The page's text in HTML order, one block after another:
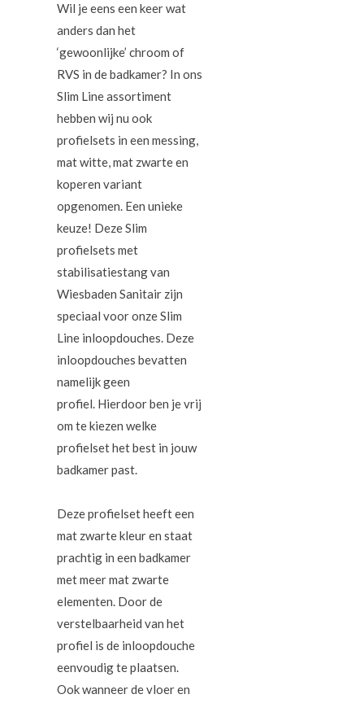
Wil je eens een keer wat
anders dan het
‘gewoonlijke’ chroom of
RVS in de badkamer? In ons
Slim Line assortiment
hebben wij nu ook
profielsets in een messing,
mat witte, mat zwarte en
koperen variant
opgenomen. Een unieke
keuze! Deze Slim
profielsets met
stabilisatiestang van
Wiesbaden Sanitair zijn
speciaal voor onze Slim
Line inloopdouches. Deze
inloopdouches bevatten
namelijk geen
profiel. Hierdoor ben je vrij
om te kiezen welke
profielset het best in jouw
badkamer past.
Deze profielset heeft een
mat zwarte kleur en staat
prachtig in een badkamer
met meer mat zwarte
elementen. Door de
verstelbaarheid van het
profiel is de inloopdouche
eenvoudig te plaatsen.
Ook wanneer de vloer en